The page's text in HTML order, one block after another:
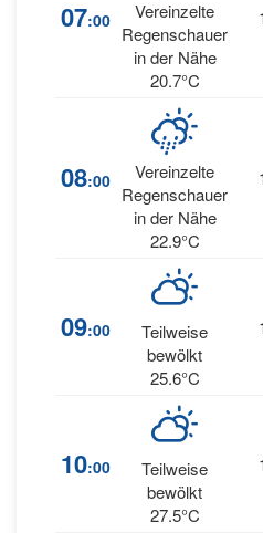
07:00
Vereinzelte
Regenschauer
in der Nähe
20.7°C
08:00
Vereinzelte
Regenschauer
in der Nähe
22.9°C
09:00
Teilweise
bewölkt
25.6°C
10:00
Teilweise
bewölkt
27.5°C